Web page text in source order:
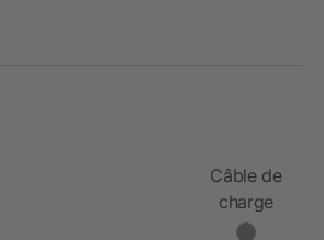
Câble de
charge
rapide 4